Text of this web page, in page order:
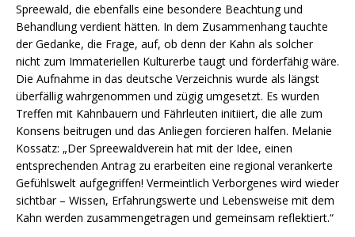
Spreewald, die ebenfalls eine besondere Beachtung und
Behandlung verdient hätten. In dem Zusammenhang tauchte
der Gedanke, die Frage, auf, ob denn der Kahn als solcher
nicht zum Immateriellen Kulturerbe taugt und förderfähig wäre.
Die Aufnahme in das deutsche Verzeichnis wurde als längst
überfällig wahrgenommen und zügig umgesetzt. Es wurden
Treffen mit Kahnbauern und Fährleuten initiiert, die alle zum
Konsens beitrugen und das Anliegen forcieren halfen. Melanie
Kossatz: „Der Spreewaldverein hat mit der Idee, einen
entsprechenden Antrag zu erarbeiten eine regional verankerte
Gefühlswelt aufgegriffen! Vermeintlich Verborgenes wird wieder
sichtbar – Wissen, Erfahrungswerte und Lebensweise mit dem
Kahn werden zusammengetragen und gemeinsam reflektiert.“